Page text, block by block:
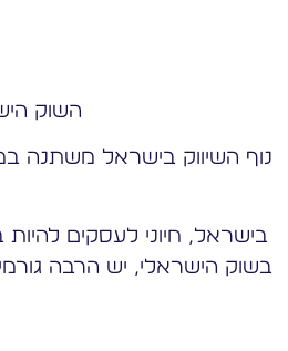
השוק
נוף השיווק בישראל משתנה
בישראל, חיוני לעסקים
בשוק הישראלי, יש הרבה